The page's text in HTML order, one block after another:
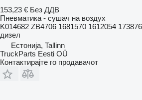
153,23 € Без ДДВ
Пневматика - сушач на воздух
K014682 ZB4706 1681570 1612054
дизел
Естонија, Tallinn
TruckParts Eesti OÜ
Контактирајте го продавачот